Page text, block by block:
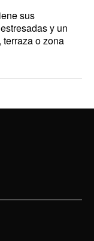
sus
y un
o zona